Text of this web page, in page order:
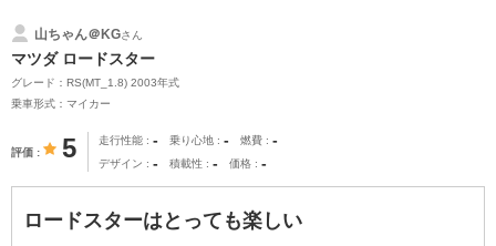
山ちゃん＠KGさん
マツダ ロードスター
グレード：RS(MT_1.8) 2003年式
乗車形式：マイカー
評価 5 走行性能 - 乗り心地 - 燃費 -
デザイン - 積載性 - 価格 -
ロードスターはとっても楽しい